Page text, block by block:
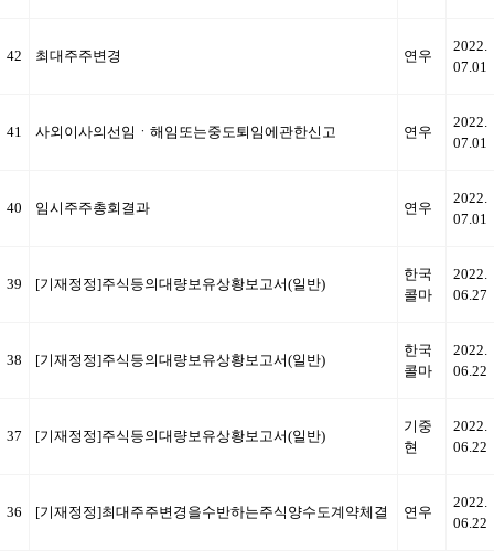
42 최대주주변경 연우
2022.
07.01
41 사외이사의선임ㆍ해임또는중도퇴임에관한신고 연우
2022.
07.01
40 임시주주총회결과 연우
2022.
07.01
39 [기재정정]주식등의대량보유상황보고서(일반)
한국
콜마
2022.
06.27
38 [기재정정]주식등의대량보유상황보고서(일반)
한국
콜마
2022.
06.22
37 [기재정정]주식등의대량보유상황보고서(일반)
기중
현
2022.
06.22
36 [기재정정]최대주주변경을수반하는주식양수도계약체결 연우
2022.
06.22